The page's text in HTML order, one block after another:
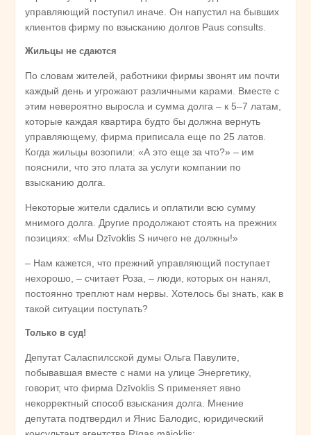
управляющий поступил иначе. Он напустил на бывших
клиентов фирму по взысканию долгов Paus consults.
Жильцы не сдаются
По словам жителей, работники фирмы звонят им почти
каждый день и угрожают различными карами. Вместе с
этим невероятно выросла и сумма долга – к 5–7 латам,
которые каждая квартира будто бы должна вернуть
управляющему, фирма приписала еще по 25 латов.
Когда жильцы возопили: «А это еще за что?» – им
пояснили, что это плата за услуги компании по
взысканию долга.
Некоторые жители сдались и оплатили всю сумму
мнимого долга. Другие продолжают стоять на прежних
позициях: «Мы Dzīvoklis S ничего не должны!»
– Нам кажется, что прежний управляющий поступает
нехорошо, – считает Роза, – люди, которых он нанял,
постоянно треплют нам нервы. Хотелось бы знать, как в
такой ситуации поступать?
Только в суд!
Депутат Саласпилсской думы Ольга Павулите,
побывавшая вместе с нами на улице Энергетику,
говорит, что фирма Dzīvoklis S применяет явно
некорректный способ взыскания долга. Мнение
депутата подтвердил и Янис Балодис, юридический